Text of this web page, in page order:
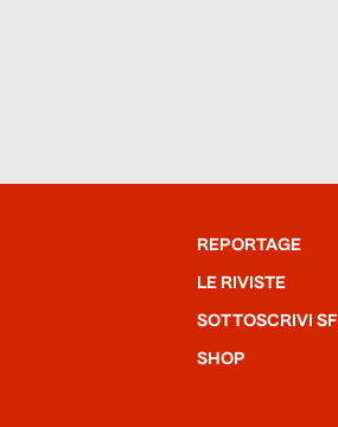
REPORTAGE
LE RIVISTE
SOTTOSCRIVI SF
SHOP